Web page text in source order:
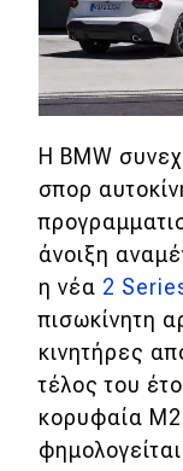
Νέα
DRIVE
MOTO
Οδηγός
Συμβουλές
Η BMW
σπορ
άνοιξη
η νέα 2
πισωκίνητη
κινητήρες
τέλος του
κορυφαία